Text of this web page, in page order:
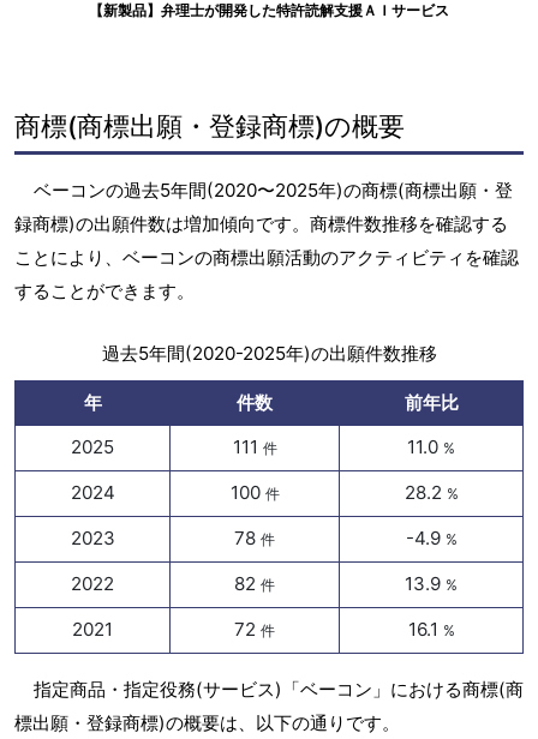
【新製品】弁理士が開発した特許読解支援ＡＩサービス
商標(商標出願・登録商標)の概要
ベーコンの過去5年間(2020〜2025年)の商標(商標出願・登
録商標)の出願件数は増加傾向です。商標件数推移を確認する
ことにより、ベーコンの商標出願活動のアクティビティを確認
することができます。
過去5年間(2020-2025年)の出願件数推移
年 件数
前年比
2025
111 件 11.0 %
2024 100 件 28.2 %
2023 78 件 -4.9 %
2022 82 件 13.9 %
2021 72 件 16.1 %
指定商品・指定役務(サービス)「ベーコン」における商標(商
標出願・登録商標)の概要は、以下の通りです。